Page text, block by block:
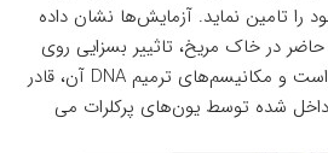
را تامین نماید. آزمایش‌ها نشان داده
در خاک مریخ، تاثییر بسزایی روی
زیست این باکتری نداشته است و مکانیسم‌های ترمیم DNA آن، قادر
شده توسط یون‌های پرکلرات می